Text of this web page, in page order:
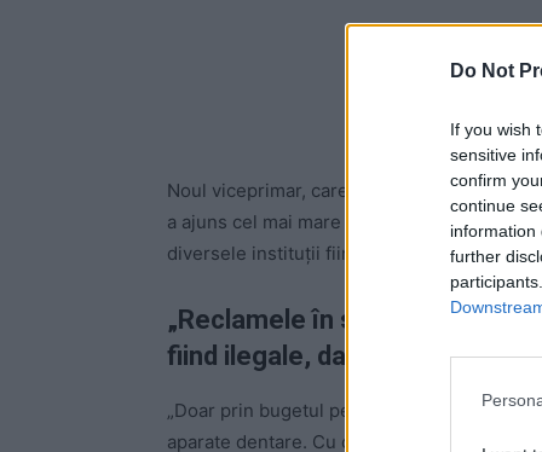
Do Not
If you wish
sensitive
confirm
continue
information
further
Noul viceprimar, care se va ocupa de
a ajuns cel mai mare angajator din țară în
diversele instituții fiind acum imposibil de
„Reclamele în sine au fost
fiind ilegale, dar au continuat
„Doar prin bugetul pentru spitale s-au
aparate dentare. Cu ce-l ajută pe un